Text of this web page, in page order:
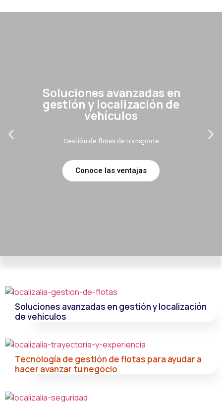
Soluciones avanzadas en
gestión y localización de
vehículos
Gestión de flotas de transporte
Conoce las ventajas
Soluciones avanzadas en gestión y localización
de vehículos
Tecnología de gestión de flotas para ayudar a
hacer avanzar tu negocio